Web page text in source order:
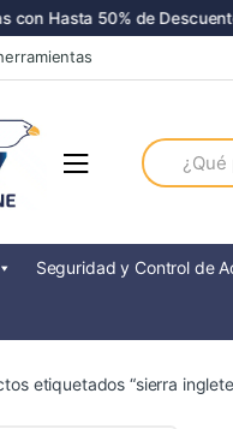
Hasta 50% de Descuento
Search
for:
Seguridad y Control de
etiquetados “sierra